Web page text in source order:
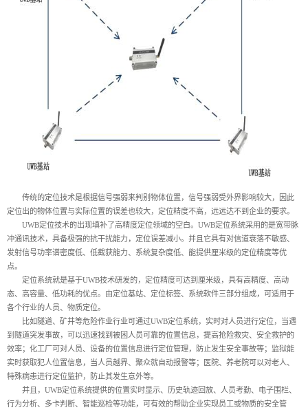
传统的定位技术是根据信号强弱来判别物体位置，信号强弱受外界影响较大，因此
定位出的物体位置与实际位置的误差也较大，定位精度不高，远远达不到企业的要求。
UWB定位技术的出现填补了高精度定位领域的空白。UWB定位系统采用的是宽带脉
冲通讯技术，具备极强的抗干扰能力，定位误差减小。并且它具有对信道衰落不敏感、
发射信号功率谱密度低、低截获能力、系统复杂度低、能提供厘米级的定位精度等优
点。
定位系统就是基于UWB技术研发的，定位精度可达到厘米级，具有高精度、高动
态、高容量、低功耗的优点。由定位基站、定位标签、系统软件三部分组成，可适用于
各个行业的人员、物质定位。
比如隧道、矿井等危险作业行业可通过UWB定位系统，实时对人员进行定位，当遇
到隧道突发事故，可以迅速找到被困人员可靠的位置信息，提高抢险救灾、安全救护的
效率；化工厂可对人员、设备的位置信息进行定位管理，防止发生安全事故等；监狱能
实时获取犯人位置信息，当人员越界、聚众就自动报警等；医院、养老院可以对老人、
特殊病患进行定位监护，防止其发生意外等。
并且，UWB定位系统提供的位置实时显示、历史轨迹回放、人员考勤、电子围栏、
行为分析、多卡判断、智能巡检等功能，可有效的帮助企业实现员工或物质的安全管